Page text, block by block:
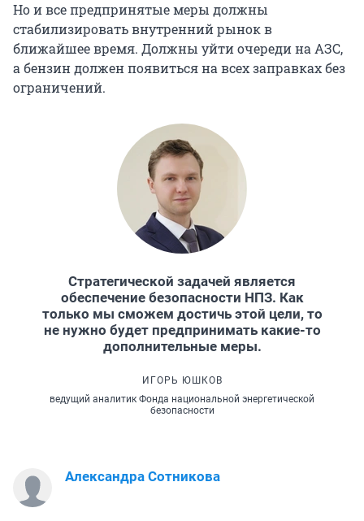
Но и все предпринятые меры должны
стабилизировать внутренний рынок в
ближайшее время. Должны уйти очереди на АЗС,
а бензин должен появиться на всех заправках без
ограничений.
Стратегической задачей является
обеспечение безопасности НПЗ. Как
только мы сможем достичь этой цели, то
не нужно будет предпринимать какие-то
дополнительные меры.
ИГОРЬ ЮШКОВ
ведущий аналитик Фонда национальной энергетической
безопасности
Александра Сотникова